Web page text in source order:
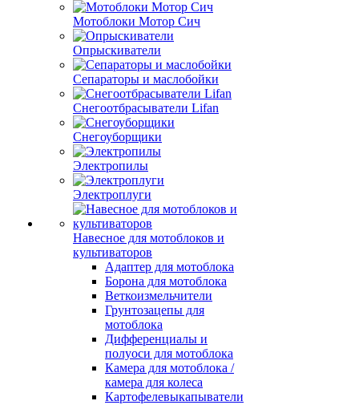
Мотоблоки Мотор Сич
Опрыскиватели
Сепараторы и маслобойки
Снегоотбрасыватели Lifan
Снегоуборщики
Электропилы
Электроплуги
Навесное для мотоблоков и
культиваторов
Адаптер для мотоблока
Борона для мотоблока
Веткоизмельчители
Грунтозацепы для
мотоблока
Дифференциалы и
полуоси для мотоблока
Камера для мотоблока /
камера для колеса
Картофелевыкапыватели